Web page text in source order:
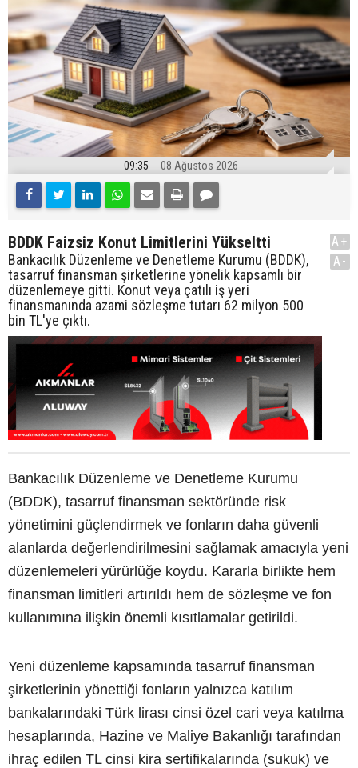
09:35 08 Ağustos 2026
BDDK Faizsiz Konut Limitlerini Yükseltti
Bankacılık Düzenleme ve Denetleme Kurumu (BDDK),
tasarruf finansman şirketlerine yönelik kapsamlı bir
düzenlemeye gitti. Konut veya çatılı iş yeri
finansmanında azami sözleşme tutarı 62 milyon 500
bin TL'ye çıktı.
A+
A-
Bankacılık Düzenleme ve Denetleme Kurumu
(BDDK), tasarruf finansman sektöründe risk
yönetimini güçlendirmek ve fonların daha güvenli
alanlarda değerlendirilmesini sağlamak amacıyla yeni
düzenlemeleri yürürlüğe koydu. Kararla birlikte hem
finansman limitleri artırıldı hem de sözleşme ve fon
kullanımına ilişkin önemli kısıtlamalar getirildi.
Yeni düzenleme kapsamında tasarruf finansman
şirketlerinin yönettiği fonların yalnızca katılım
bankalarındaki Türk lirası cinsi özel cari veya katılma
hesaplarında, Hazine ve Maliye Bakanlığı tarafından
ihraç edilen TL cinsi kira sertifikalarında (sukuk) ve